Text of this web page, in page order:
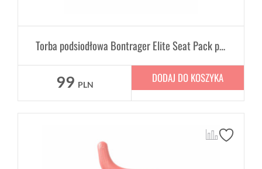
Torba podsiodłowa Bontrager Elite Seat Pack poj. 0,28 L
99 PLN DODAJ DO KOSZYKA